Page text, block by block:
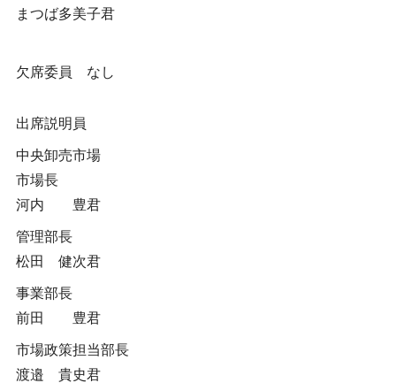
まつば多美子君
欠席委員 なし
出席説明員
中央卸売市場
市場長
河内 豊君
管理部長
松田 健次君
事業部長
前田 豊君
市場政策担当部長
渡邉 貴史君